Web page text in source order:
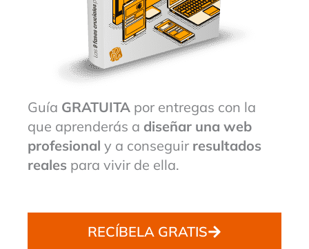
Guía GRATUITA por entregas con la
que aprenderás a diseñar una web
profesional y a conseguir resultados
reales para vivir de ella.
RECÍBELA GRATIS